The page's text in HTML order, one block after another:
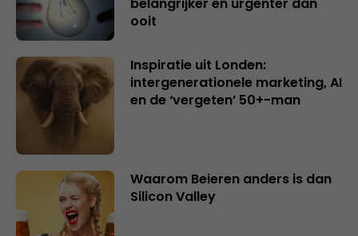
belangrijker en urgenter dan
ooit
Inspiratie uit Londen:
intergenerationele marketing, AI
en de ‘vergeten’ 50+-man
Waarom Beieren anders is dan
Silicon Valley